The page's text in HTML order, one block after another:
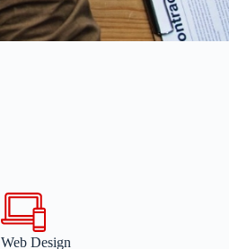
Web Design